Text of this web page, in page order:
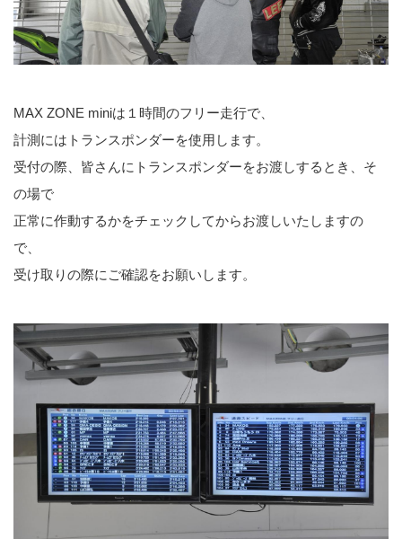
MAX ZONE miniは１時間のフリー走行で、
計測にはトランスポンダーを使用します。
受付の際、皆さんにトランスポンダーをお渡しするとき、そ
の場で
正常に作動するかをチェックしてからお渡しいたしますの
で、
受け取りの際にご確認をお願いします。